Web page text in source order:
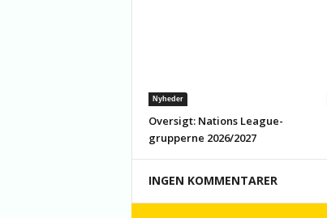
Nyheder
Oversigt: Nations League-
grupperne 2026/2027
INGEN KOMMENTARER